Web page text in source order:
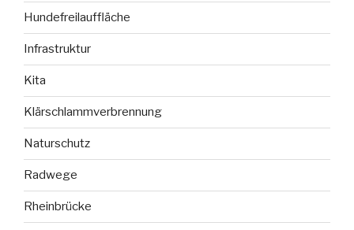
Hundefreilauffläche
Infrastruktur
Kita
Klärschlammverbrennung
Naturschutz
Radwege
Rheinbrücke